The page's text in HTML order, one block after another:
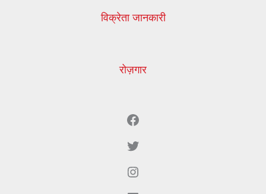
विक्रेता जानकारी
रोज़गार
Facebook
ट्विटर
Instagram